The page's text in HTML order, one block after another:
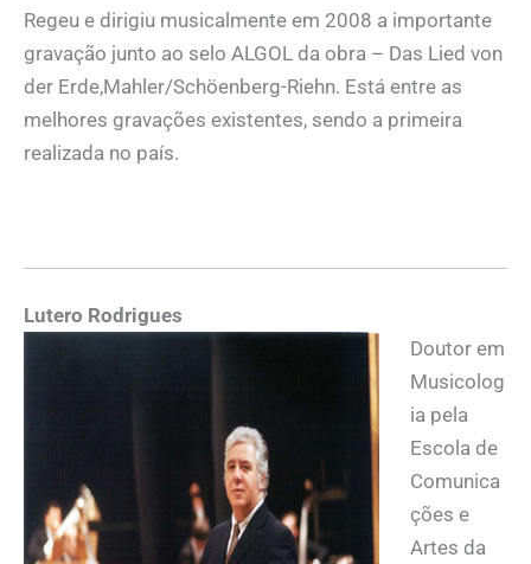
Regeu e dirigiu musicalmente em 2008 a importante
gravação junto ao selo ALGOL da obra – Das Lied von
der Erde,Mahler/Schöenberg-Riehn. Está entre as
melhores gravações existentes, sendo a primeira
realizada no país.
Lutero Rodrigues
Doutor em
Musicolog
ia pela
Escola de
Comunica
ções e
Artes da